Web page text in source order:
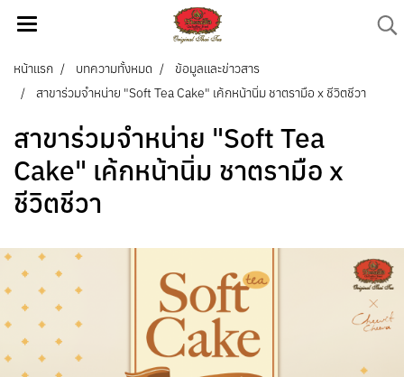
หน้าแรก บทความทั้งหมด
ข้อมูลและข่าวสาร
สาขาร่วมจำหน่าย "Soft Tea Cake" เค้กหน้านิ่ม ชาตรามือ x ชีวิตชีวา
สาขาร่วมจำหน่าย "Soft Tea
Cake" เค้กหน้านิ่ม ชาตรามือ x
ชีวิตชีวา